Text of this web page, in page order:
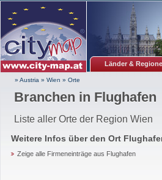
Länder &
» Austria » Wien » Orte
Branchen in Flughafen
Liste aller Orte der Region Wien
Weitere Infos über den Ort
Zeige alle Firmeneinträge aus Flughafen